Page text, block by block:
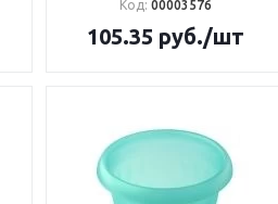
Код: 00003576
105.35 руб./шт